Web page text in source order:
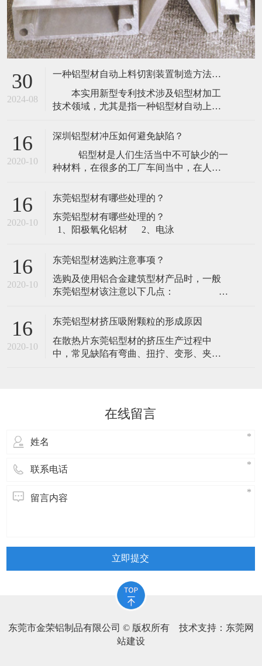
缸、传动带、驱动电机和切割机构，所述
切割机构包括切割刀、支架和驱动器，所
述支架上设置有外壳，所述切割机构安装
于所述外壳内，所述外壳下端设置有进出
口，所述切割机构下方设置有吸尘机构，
所述吸尘机构安
16
2020-10
深圳铝型材冲压如何避免缺陷？
​ 铝型材是人们生活当中不可缺少的一
种材料，在很多的工厂车间当中，在人们
的家庭设备当中，工业铝型材都占据着非
常重要的地位。而工业铝型材是一种质地
较软的材料，所以在冲压生产的时候就会
很容易出现被损伤的现象，那么深圳铝型
材冲压如何避免缺陷？以下几点：
16
2020-10
东莞铝型材有哪些处理的？
​东莞铝型材有哪些处理的？
1、阳极氧化铝材 2、电泳
16
2020-10
东莞铝型材选购注意事项？
​选购及使用铝合金建筑型材产品时，一般
东莞铝型材该注意以下几点：
期、规格
16
2020-10
东莞铝型材挤压吸附颗粒的形成原因
​在散热片东莞铝型材的挤压生产过程中
中，常见缺陷有弯曲、扭拧、变形、夹渣
触较难发现。其危害是：在电泳、喷涂型
材的生产流程中，很难去除掉，影响型材
的表面美观，造成废品。“吸附颗粒”的形成
原因主要有以下几点：
在线留言
东莞市金荣铝制品有限公司 © 版权所有 技术支持：